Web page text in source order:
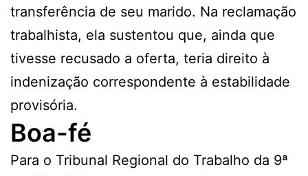
transferência de seu marido. Na reclamação
trabalhista, ela sustentou que, ainda que
tivesse recusado a oferta, teria direito à
indenização correspondente à estabilidade
provisória.
Boa-fé
Para o Tribunal Regional do Trabalho da 9ª